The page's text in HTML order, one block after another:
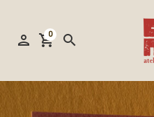
person shopping_cart
0 search